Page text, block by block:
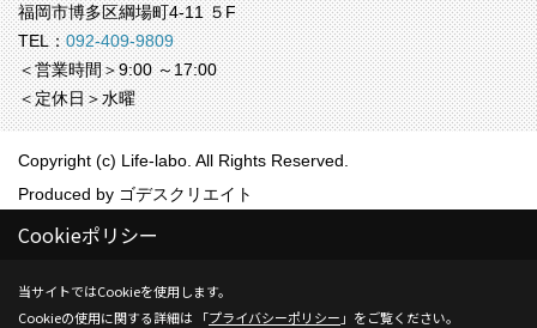
福岡市博多区綱場町4-11 ５F
TEL：092-409-9809
＜営業時間＞9:00 ～17:00
＜定休日＞水曜
Copyright (c) Life-labo. All Rights Reserved.
Produced by ゴデスクリエイト
Cookieポリシー
当サイトではCookieを使用します。
Cookieの使用に関する詳細は 「プライバシーポリシー 」をご覧ください。